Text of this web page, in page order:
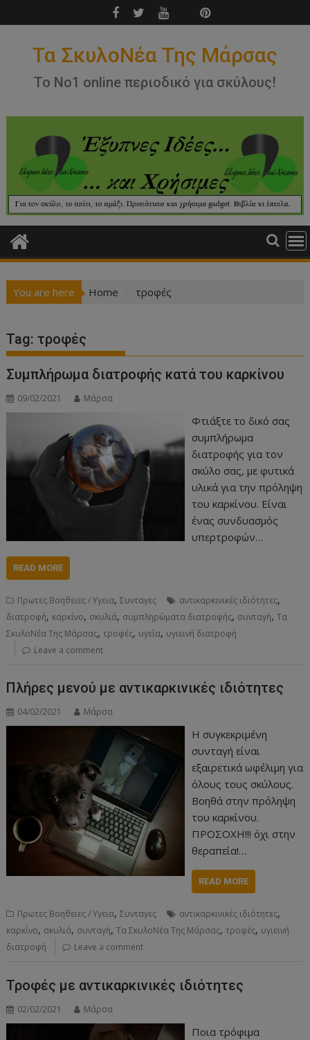
to
Τα ΣκυλοΝέα Της Μάρσας
Το Νο1 online περιοδικό για σκύλους!
You are here Home τροφές
Tag:τροφές
Συμπλήρωμα διατροφής κατά του καρκίνου
09/02/2021 Μάρσα
Φτιάξτε το δικό σας
συμπλήρωμα
διατροφής για τον
σκύλο σας, με φυτικά
υλικά για την πρόληψη
του καρκίνου. Είναι
ένας συνδυασμός
υπερτροφών…
READ MORE
Πρωτες Βοηθειες / Υγεια,Συνταγες αντικαρκινικές ιδιότητες,
διατροφή, καρκίνο, σκυλιά, συμπληρώματα διατροφής, συνταγή,Τα
ΣκυλοΝέα Της Μάρσας,τροφές, υγεία, υγιεινή διατροφή
Leave a comment
Πλήρες μενού με αντικαρκινικές ιδιότητες
04/02/2021 Μάρσα
Η συγκεκριμένη
συνταγή είναι
εξαιρετικά ωφέλιμη για
όλους τους σκύλους.
Βοηθά στην πρόληψη
του καρκίνου.
ΠΡΟΣΟΧΗ!!! όχι στην
θεραπεία!…
READ MORE
Πρωτες Βοηθειες / Υγεια,Συνταγες αντικαρκινικές ιδιότητες,
καρκίνο, σκυλιά, συνταγή,Τα ΣκυλοΝέα Της Μάρσας,τροφές, υγιεινή
διατροφή
Leave a comment
Τροφές με αντικαρκινικές ιδιότητες
02/02/2021 Μάρσα
Ποια τρόφιμα